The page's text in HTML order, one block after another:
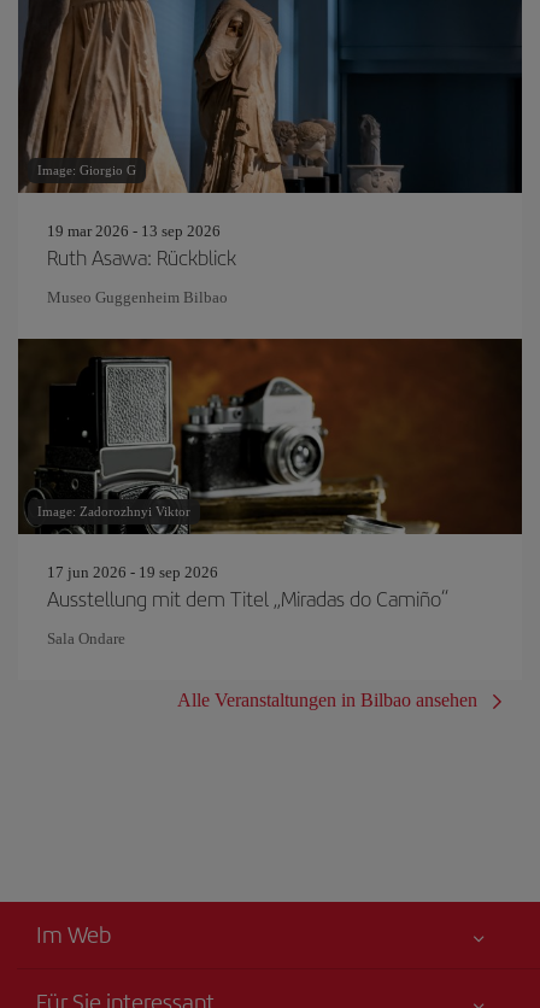
Image: Giorgio G
19 mar 2026 - 13 sep 2026
Ruth Asawa: Rückblick
Museo Guggenheim Bilbao
Image: Zadorozhnyi Viktor
17 jun 2026 - 19 sep 2026
Ausstellung mit dem Titel „Miradas do Camiño“
Sala Ondare
Alle Veranstaltungen in Bilbao ansehen
Im Web
Für Sie interessant